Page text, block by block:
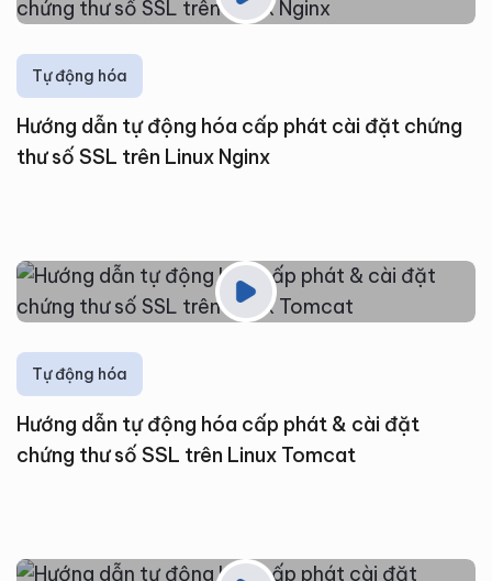
Tự động hóa
Hướng dẫn tự động hóa cấp phát cài đặt chứng
thư số SSL trên Linux Nginx
Tự động hóa
Hướng dẫn tự động hóa cấp phát & cài đặt
chứng thư số SSL trên Linux Tomcat